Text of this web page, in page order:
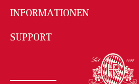
INFORMATIONEN
SUPPORT